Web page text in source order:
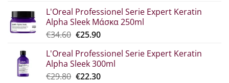
was:
€30.70.
τιμή
είναι:
€23.00.
L'Oreal Professionel Serie Expert Keratin
Alpha Sleek Μάσκα 250ml
€34.60 Original
was:
€34.60.
€25.90Η
τιμή
είναι:
€25.90.
L'Oreal Professionel Serie Expert Keratin
Alpha Sleek 300ml
€29.80 Original
€22.30Η